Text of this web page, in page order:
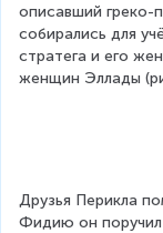
описавший греко-
собирались для
стратега и его
женщин Эллады
Друзья Перикла
Фидию он поручил